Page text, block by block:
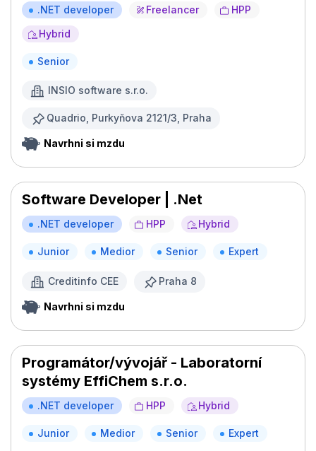
.NET developer Freelancer
HPP
Hybrid
Senior
INSIO software s.r.o.
Quadrio, Purkyňova 2121/3, Praha
Navrhni si mzdu
Software Developer | .Net
.NET developer HPP Hybrid
Junior Medior Senior Expert
Creditinfo CEE Praha 8
Navrhni si mzdu
Programátor/vývojář - Laboratorní
systémy EffiChem s.r.o.
.NET developer HPP Hybrid
Junior Medior Senior Expert